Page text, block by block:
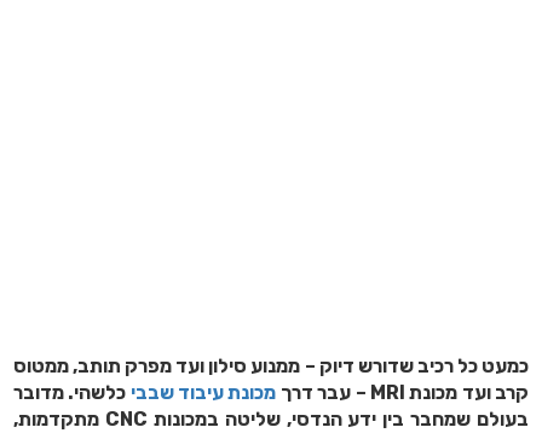
כמעט כל רכיב שדורש דיוק – ממנוע סילון ועד מפרק תותב, ממטוס
קרב ועד מכונת MRI – עבר דרך
מכונת עיבוד שבביכלשהי. מדובר
בעולם שמחבר בין ידע הנדסי, שליטה במכונות CNC מתקדמות,